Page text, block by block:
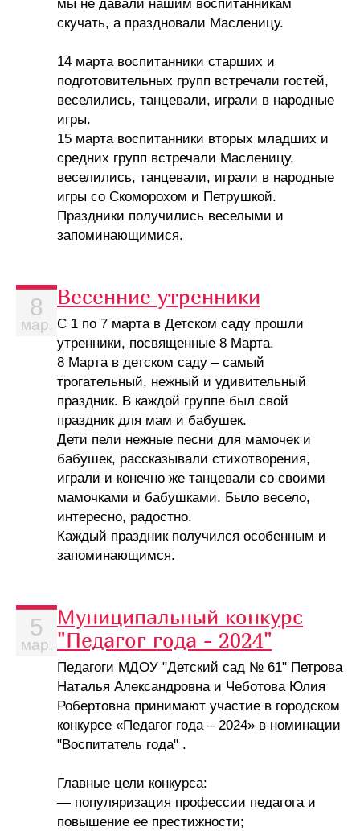
мы не давали нашим воспитанникам
скучать, а праздновали Масленицу.
14 марта воспитанники старших и
подготовительных групп встречали гостей,
веселились, танцевали, играли в народные
игры.
15 марта воспитанники вторых младших и
средних групп встречали Масленицу,
веселились, танцевали, играли в народные
игры со Скоморохом и Петрушкой.
Праздники получились веселыми и
запоминающимися.
8
мар.
Весенние утренники
С 1 по 7 марта в Детском саду прошли
утренники, посвященные 8 Марта.
8 Марта в детском саду – самый
трогательный, нежный и удивительный
праздник. В каждой группе был свой
праздник для мам и бабушек.
Дети пели нежные песни для мамочек и
бабушек, рассказывали стихотворения,
играли и конечно же танцевали со своими
мамочками и бабушками. Было весело,
интересно, радостно.
Каждый праздник получился особенным и
запоминающимся.
5
мар.
Муниципальный конкурс
"Педагог года - 2024"
Педагоги МДОУ "Детский сад № 61" Петрова
Наталья Александровна и Чеботова Юлия
Робертовна принимают участие в городском
конкурсе «Педагог года – 2024» в номинации
"Воспитатель года" .
Главные цели конкурса:
— популяризация профессии педагога и
повышение ее престижности;